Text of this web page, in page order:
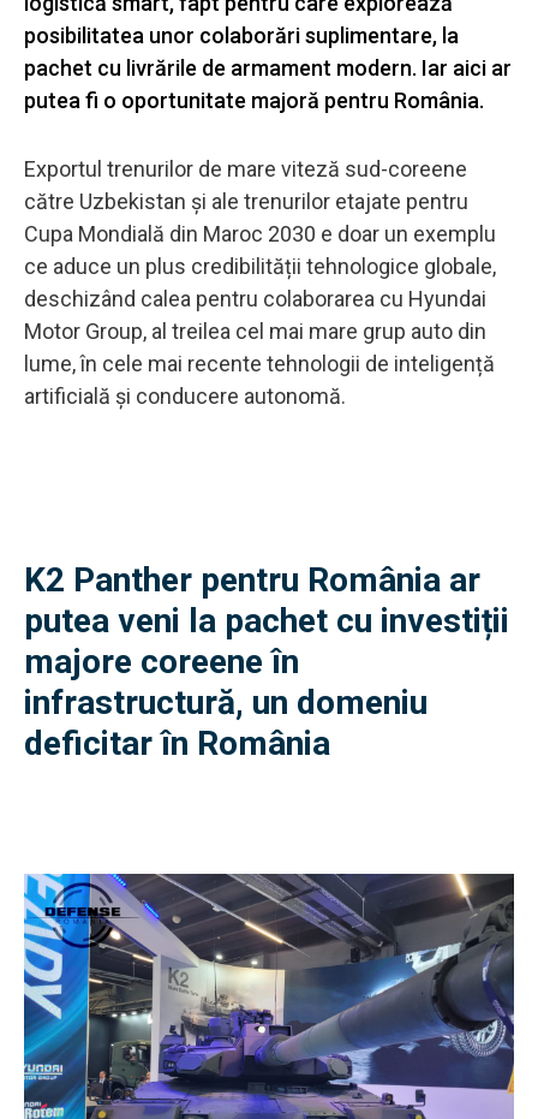
posibilitatea unor colaborări suplimentare, la
pachet cu livrările de armament modern. Iar aici ar
putea fi o oportunitate majoră pentru România.
Exportul trenurilor de mare viteză sud-coreene
către Uzbekistan și ale trenurilor etajate pentru
Cupa Mondială din Maroc 2030 e doar un exemplu
ce aduce un plus credibilității tehnologice globale,
deschizând calea pentru colaborarea cu Hyundai
Motor Group, al treilea cel mai mare grup auto din
lume, în cele mai recente tehnologii de inteligență
artificială și conducere autonomă.
K2 Panther pentru România ar
putea veni la pachet cu investiții
majore coreene în
infrastructură, un domeniu
deficitar în România